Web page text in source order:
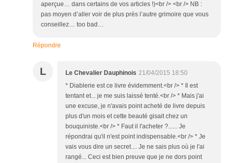
aperçue… dans certains de vos articles !)<br /> <br /> NB :
pas moyen d’aller voir de plus près l’autre grimoire que vous
conseillez… too bad…
Répondre
L Le Chevalier Dauphinois 21/04/2015 18:50
* Diablerie est ce livre évidemment.<br /> * Il est
tentant et... je me suis laissé tenté.<br /> * Mais j'ai
une excuse, je n'avais point acheté de livre depuis
plus d'un mois et cette beauté gisait chez un
bouquiniste.<br /> * Faut il l'acheter ?...... Je
répondrai qu'il n'est point indispensable.<br /> * Je
vais vous dire un secret.... Je ne sais plus où je l'ai
rangé... Ceci est bien preuve que je ne dors point